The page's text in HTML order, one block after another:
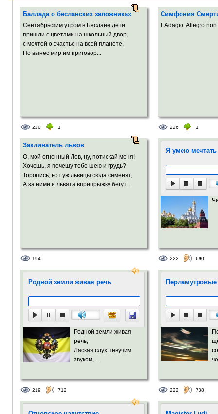
Баллада о бесланских заложниках
Сентябрьским утром в Беслане дети
пришли с цветами на школьный двор,
с мечтой о счастье на всей планете.
Но вынес мир им приговор...
220 1
Симфония
I. Adagio. Allegro non
226 1
Заклинатель львов
О, мой огненный Лев, ну, потискай меня!
Хочешь, я почешу тебе шею и грудь?
Торопись, вот уж львицы сюда семенят,
А за ними и львята вприпрыжку бегут...
194
Я умею мечтать
222 690
Родной земли живая речь
Родной земли живая
речь,
Лаская слух певучим
звуком,...
219 712 222 738